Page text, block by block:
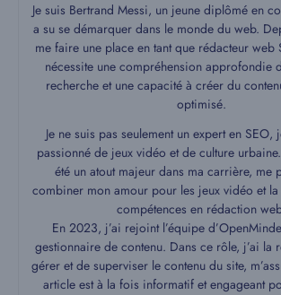
Je suis Bertrand Messi, un jeune diplômé en
a su se démarquer dans le monde du web.
me faire une place en tant que rédacteur web
nécessite une compréhension approfondie
recherche et une capacité à créer du
optimisé.
Je ne suis pas seulement un expert en SEO,
passionné de jeux vidéo et de culture
été un atout majeur dans ma carrière, me
combiner mon amour pour les jeux vidéo et la
compétences en rédaction
En 2023, j’ai rejoint l’équipe
gestionnaire de contenu. Dans ce rôle, j’ai la
gérer et de superviser le contenu du site,
article est à la fois informatif et engageant